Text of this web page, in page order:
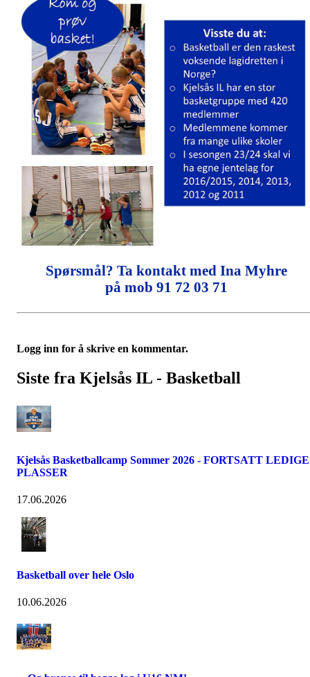
Spørsmål? Ta kontakt med Ina Myhre
på mob 91 72 03 71
Logg inn for å skrive en kommentar.
Siste fra Kjelsås IL - Basketball
Kjelsås Basketballcamp Sommer 2026 - FORTSATT LEDIGE
PLASSER
17.06.2026
Basketball over hele Oslo
10.06.2026